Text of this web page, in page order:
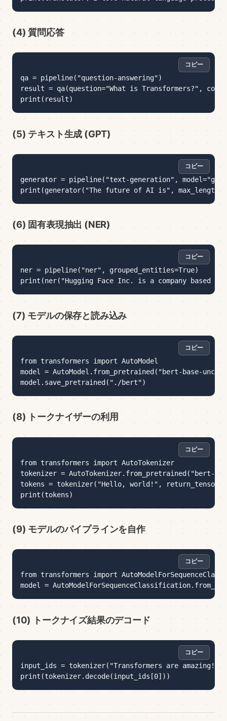
(4) 質問応答
コピー
コピー
qa = pipeline("question-answering")
result = qa(question="What is Transformers?",
(5) テキスト生成 (GPT)
コピー
コピー
generator = pipeline("text-generation",
(6) 固有表現抽出 (NER)
コピー
コピー
ner = pipeline("ner", grouped_entities=True)
(7) モデルの保存と読み込み
コピー
コピー
from transformers import AutoModel
model = AutoModel.from_pretrained("bert-base-
(8) トークナイザーの利用
コピー
コピー
from transformers import AutoTokenizer
tokenizer = AutoTokenizer.from_pretrained("bert-
tokens = tokenizer("Hello, world!",
(9) モデルのパイプラインを自作
コピー
コピー
from transformers import
(10) トークナイズ結果のデコード
コピー
コピー
input_ids = tokenizer("Transformers are